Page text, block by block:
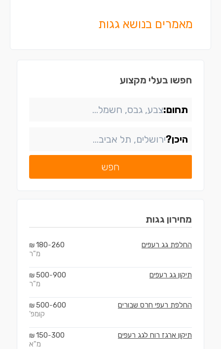
מאמרים בנושא גגות
חפשו בעלי מקצוע
תחום:
היכן?
חפש
מחירון גגות
החלפת גג רעפים 180-260
₪
מ"ר
תיקון גג רעפים 500-900
₪
מ"ר
החלפת רעפי חרס שבורים 500-600
₪
קומפ'
תיקון ארגז רוח לגג רעפים 150-300
₪
מ"א